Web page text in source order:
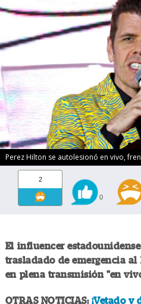
Perez Hilton se autolesionó en vivo,
2
0
El influencer
trasladado de emergencia
en plena transmisión "en
OTRAS NOTICIAS: ¡Vetado y